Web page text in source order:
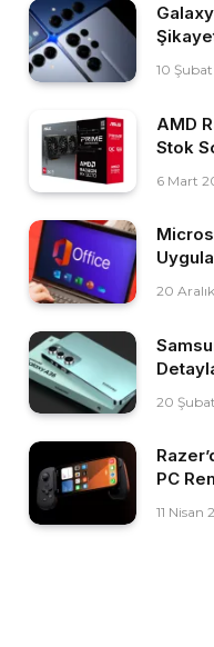
10
AMD
Stok
6 Mart
20
20
PC
11 Nisan